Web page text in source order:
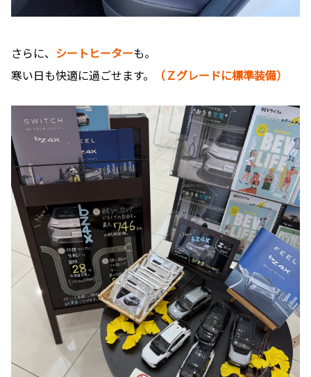
さらに、 シートヒーターも。
寒い日も快適に過ごせます。
（Ｚグレードに標準装備）